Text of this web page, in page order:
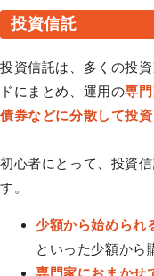
投資信託
投資信託は、多くの投
ドにまとめ、運用の専
債券などに分散して投
初心者にとって、投資
す。
少額から始められ
といった少額から
専門家におまかせ